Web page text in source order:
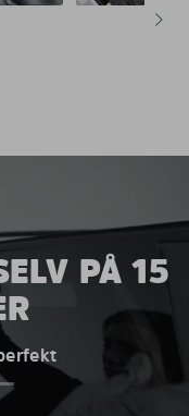
PÅ 15